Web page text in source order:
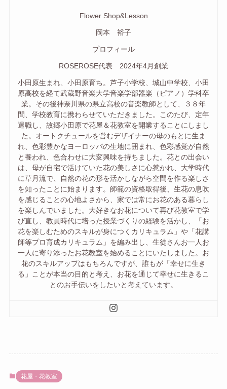
Flower Shop&Lesson
岡本 裕子
プロフィール
ROSEROSE代表 2024年4月創業
小田原生まれ、小田原育ち。芦子小学校、城山中学校、小田
原高校を経て武蔵野音楽大学音楽学部器楽（ピアノ）学科卒
業。その後神奈川県の県立高校の音楽教師として、３８年
間、学校教育に携わらせていただきました。このたび、定年
退職し、故郷小田原で花屋＆花教室を開業することにしまし
た。オートクチュールを営むデザイナーの母のもとに生ま
れ、色彩豊かなヨーロッパの生地に囲まれ、色彩感覚が自然
と養われ、色合わせに大変興味を持ちました。花との出会い
は、母が自宅で活けていた花の美しさに心惹かれ、大学時代
に草月流で、自然の花の形を活かしながら空間を作る楽しさ
を知ったことに始まります。師範の資格取得後、生花の息吹
を感じることの心地よさから、家では常にお花のある暮らし
を楽しんでいました。大好きなお花について再び花教室で学
び直し、教員時代に培った授業づくりの経験を活かし、「お
花を楽しむためのスキルが身につくカリキュラム」や「花講
師等プロ育成カリキュラム」を編み出し、生徒さんお一人お
一人に寄り添ったお花教室を始めることにいたしました。お
花のスキルアップはもちろんですが、誰もが「幸せに生き
る」ことが本当の目的と考え、お花を通じて幸せに生きるこ
とのお手伝いをしたいと考えています。
花屋・花教室